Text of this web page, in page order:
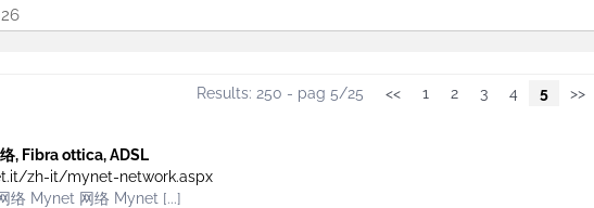
Results: 250 - pag 5/25 << 1 2 3 4 5 >>
, Fibra ottica, ADSL
zh-it/mynet-network.aspx
络 Mynet 网络 Mynet [...]